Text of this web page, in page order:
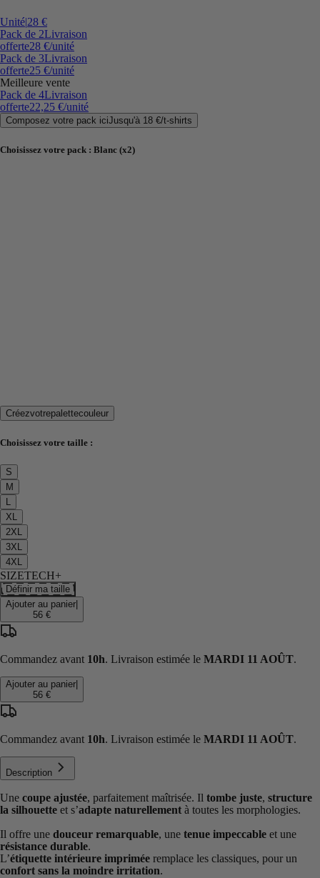
Unité|28 €
Pack de 2Livraison
offerte28 €/unité
Pack de 3Livraison
offerte25 €/unité
Meilleure vente
Pack de 4Livraison
offerte22,25 €/unité
Composez votre pack iciJusqu'à 18 €/t-shirts
Choisissez votre pack : Blanc (x2)
Créezvotrepalettecouleur
Choisissez votre taille :
S
M
L
XL
2XL
3XL
4XL
SIZETECH+
Définir ma taille
Ajouter au panier
56 €
Commandez avant 10h. Livraison estimée le MARDI 11 AOÛT.
Ajouter au panier
56 €
Commandez avant 10h. Livraison estimée le MARDI 11 AOÛT.
Description
Une coupe ajustée, parfaitement maîtrisée. Il tombe juste, structure
la silhouette et s’adapte naturellement à toutes les morphologies.
Il offre une douceur remarquable, une tenue impeccable et une
résistance durable.
L’étiquette intérieure imprimée remplace les classiques, pour un
confort sans la moindre irritation.